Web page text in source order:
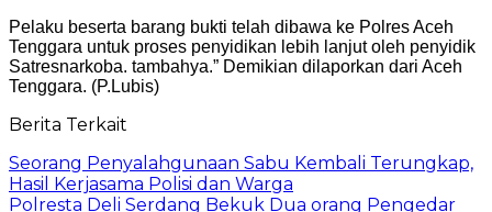
Pelaku beserta barang bukti telah dibawa ke Polres Aceh
Tenggara untuk proses penyidikan lebih lanjut oleh penyidik
Satresnarkoba. tambahya.” Demikian dilaporkan dari Aceh
Tenggara. (P.Lubis)
Berita Terkait
Seorang Penyalahgunaan Sabu Kembali Terungkap,
Hasil Kerjasama Polisi dan Warga
Polresta Deli Serdang Bekuk Dua orang Pengedar